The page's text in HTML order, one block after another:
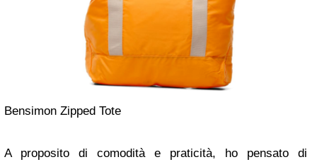
Bensimon Zipped Tote
A proposito di comodità e praticità, ho pensato di